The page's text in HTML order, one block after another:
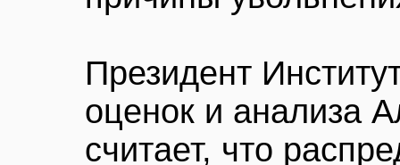
Президент
оценок и анализа
считает, что